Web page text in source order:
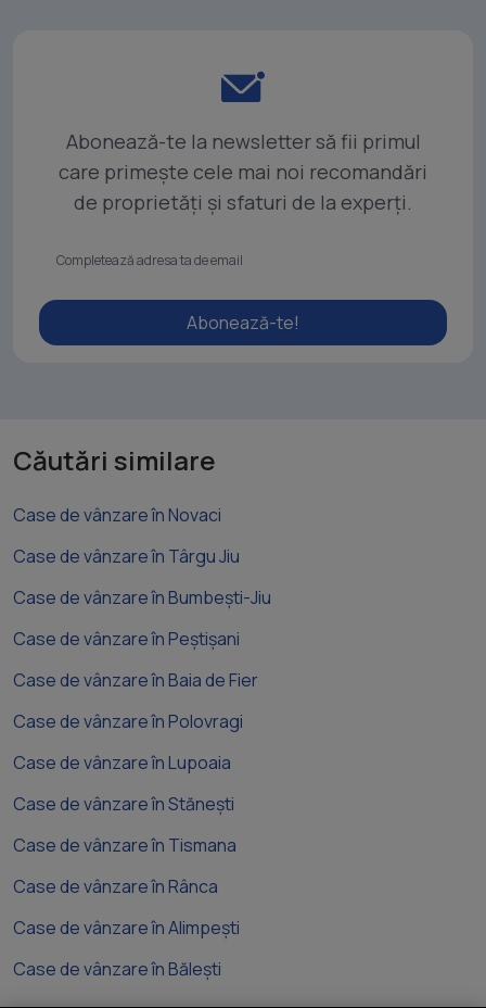
Abonează-te la newsletter să fii primul
care primește cele mai noi recomandări
de proprietăți și sfaturi de la experți.
Abonează-te!
Căutări similare
Case de vânzare în Novaci
Case de vânzare în Târgu Jiu
Case de vânzare în Bumbești-Jiu
Case de vânzare în Peștișani
Case de vânzare în Baia de Fier
Case de vânzare în Polovragi
Case de vânzare în Lupoaia
Case de vânzare în Stănești
Case de vânzare în Tismana
Case de vânzare în Rânca
Case de vânzare în Alimpești
Case de vânzare în Bălești